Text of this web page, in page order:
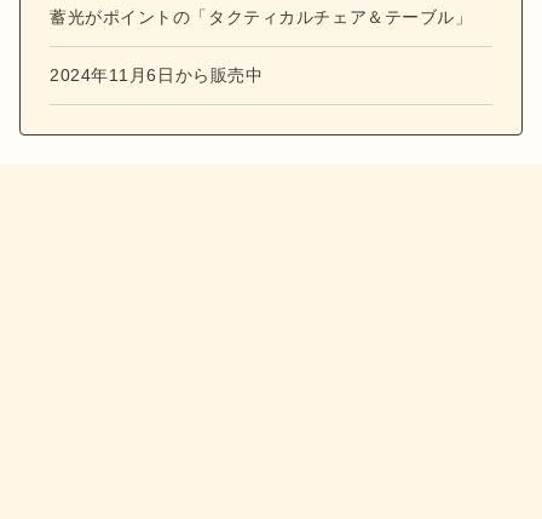
蓄光がポイントの「タクティカルチェア＆テーブル」
2024年11月6日から販売中